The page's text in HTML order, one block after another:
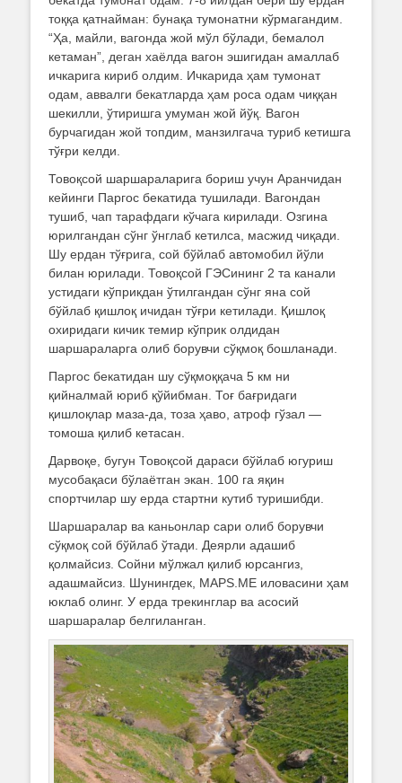
тоққа қатнайман: бунақа тумонатни кўрмагандим.
“Ҳа, майли, вагонда жой мўл бўлади, бемалол
кетаман”, деган хаёлда вагон эшигидан амаллаб
ичкарига кириб олдим. Ичкарида ҳам тумонат
одам, аввалги бекатларда ҳам роса одам чиққан
шекилли, ўтиришга умуман жой йўқ. Вагон
бурчагидан жой топдим, манзилгача туриб кетишга
тўғри келди.
Товоқсой шаршараларига бориш учун Аранчидан
кейинги Паргос бекатида тушилади. Вагондан
тушиб, чап тарафдаги кўчага кирилади. Озгина
юрилгандан сўнг ўнглаб кетилса, масжид чиқади.
Шу ердан тўғрига, сой бўйлаб автомобил йўли
билан юрилади. Товоқсой ГЭСининг 2 та канали
устидаги кўприкдан ўтилгандан сўнг яна сой
бўйлаб қишлоқ ичидан тўғри кетилади. Қишлоқ
охиридаги кичик темир кўприк олдидан
шаршараларга олиб борувчи сўқмоқ бошланади.
Паргос бекатидан шу сўқмоққача 5 км ни
қийналмай юриб қўйибман. Тоғ бағридаги
қишлоқлар маза-да, тоза ҳаво, атроф гўзал —
томоша қилиб кетасан.
Дарвоқе, бугун Товоқсой дараси бўйлаб югуриш
мусобақаси бўлаётган экан. 100 га яқин
спортчилар шу ерда стартни кутиб туришибди.
Шаршаралар ва каньонлар сари олиб борувчи
сўқмоқ сой бўйлаб ўтади. Деярли адашиб
қолмайсиз. Сойни мўлжал қилиб юрсангиз,
адашмайсиз. Шунингдек, MAPS.ME иловасини ҳам
юклаб олинг. У ерда трекинглар ва асосий
шаршаралар белгиланган.